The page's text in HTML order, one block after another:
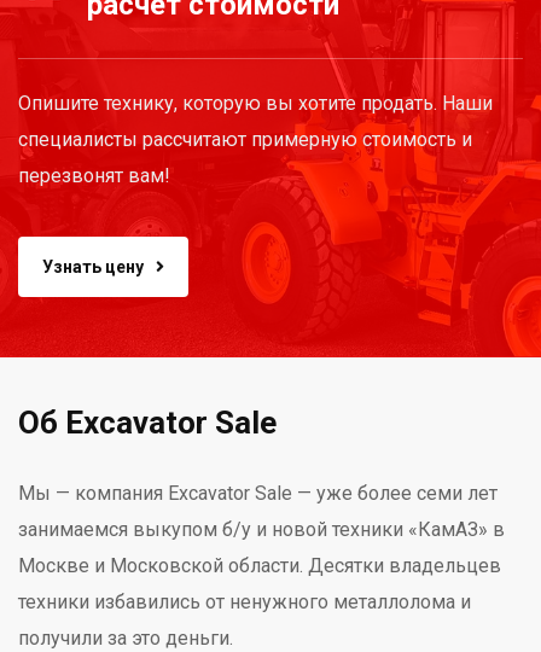
Опишите технику, которую вы хотите продать. Наши
специалисты рассчитают примерную стоимость и
перезвонят вам!
Узнать цену
Об Excavator Sale
Мы — компания Excavator Sale — уже более семи лет
занимаемся выкупом б/у и новой техники «КамАЗ» в
Москве и Московской области. Десятки владельцев
техники избавились от ненужного металлолома и
получили за это деньги.